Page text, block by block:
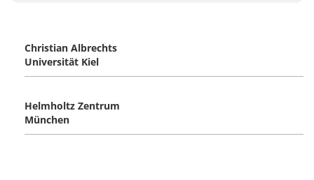
Christian Albrechts
Universität Kiel
Helmholtz Zentrum
München